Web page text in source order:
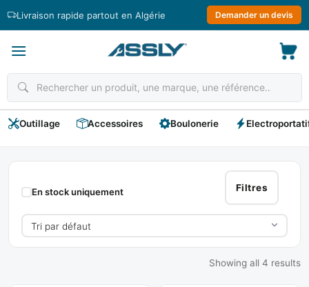
Livraison rapide partout en Algérie Demander un devis
Outillage Accessoires Boulonerie
Debroussailleuse
Filtres
En stock uniquement
Showing all 4 results